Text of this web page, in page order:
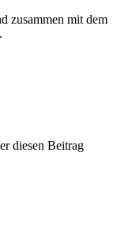
zusammen mit dem
diesen Beitrag